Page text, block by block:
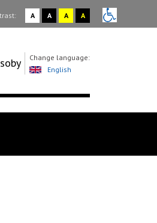
A A A A
Change language:
English